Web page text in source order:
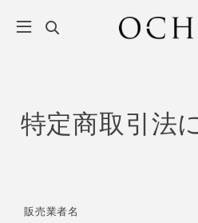
特定商取引法
販売業者名